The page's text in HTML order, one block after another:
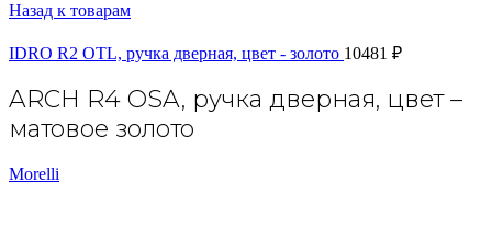
Назад к товарам
IDRO R2 OTL, ручка дверная, цвет - золото 10481 ₽
ARCH R4 OSA, ручка дверная, цвет –
матовое золото
Morelli